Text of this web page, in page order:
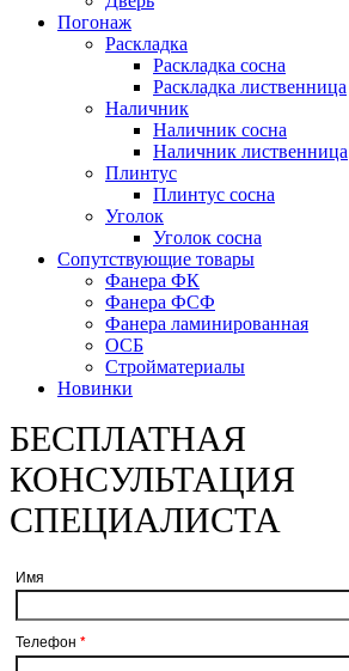
Погонаж
Раскладка
Раскладка сосна
Раскладка лиственница
Наличник
Наличник сосна
Наличник лиственница
Плинтус
Плинтус сосна
Уголок
Уголок сосна
Сопутствующие товары
Фанера ФК
Фанера ФСФ
Фанера ламинированная
ОСБ
Стройматериалы
Новинки
БЕСПЛАТНАЯ
КОНСУЛЬТАЦИЯ
СПЕЦИАЛИСТА
Имя
Телефон *